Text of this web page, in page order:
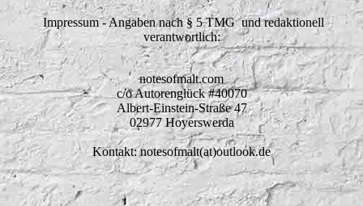
Impressum - Angaben nach § 5 TMG und redaktionell
verantwortlich:
notesofmalt.com
c/o Autorenglück #40070
Albert-Einstein-Straße 47
02977 Hoyerswerda
Kontakt: notesofmalt(at)outlook.de